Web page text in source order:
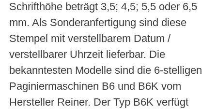
Schrifthöhe beträgt 3,5; 4,5; 5,5 oder 6,5
mm. Als Sonderanfertigung sind diese
Stempel mit verstellbarem Datum /
verstellbarer Uhrzeit lieferbar. Die
bekanntesten Modelle sind die 6-stelligen
Paginiermaschinen B6 und B6K vom
Hersteller Reiner. Der Typ B6K verfügt